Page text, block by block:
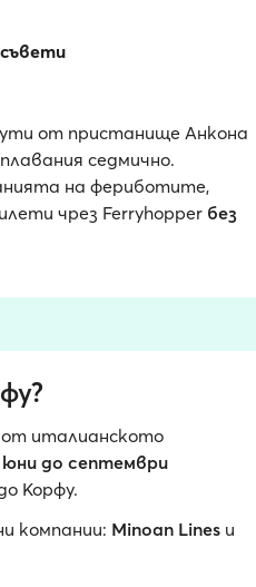
от пристанище Анкона
седмично.
на фериботите,
чрез Ferryhopper без
италианското
до септември
Корфу.
компании: Minoan Lines и